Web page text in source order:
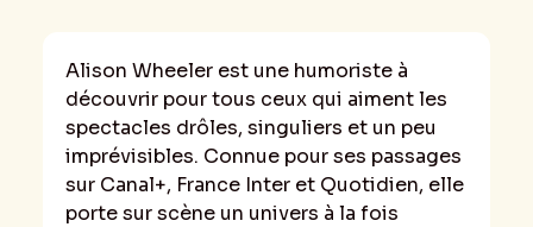
Alison Wheeler est une humoriste à
découvrir pour tous ceux qui aiment les
spectacles drôles, singuliers et un peu
imprévisibles. Connue pour ses passages
sur Canal+, France Inter et Quotidien, elle
porte sur scène un univers à la fois